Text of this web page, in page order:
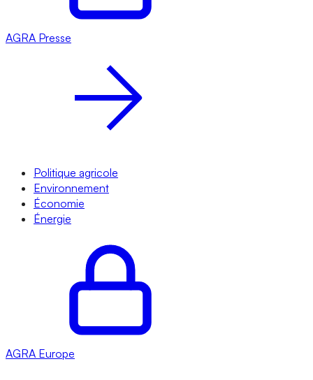
AGRA Presse
Politique agricole
Environnement
Économie
Énergie
AGRA Europe